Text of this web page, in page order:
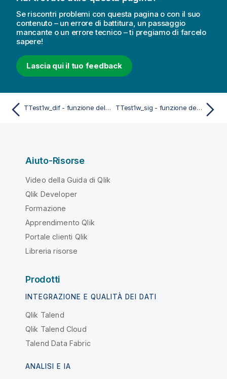
Se riscontri problemi con questa pagina o con il suo
contenuto – un errore di battitura, un passaggio
mancante o un errore tecnico – ti pregiamo di farcelo
sapere!
Lascia qui il tuo feedback
TTest1w_dif - funzione dello script e del grafico TTest1w_sig - funzione dello script e del grafico
Aiuto-Risorse
Video della Guida di Qlik
Qlik Developer
Formazione
Apprendimento Qlik
Portale clienti Qlik
Libreria risorse
Prodotti
INTEGRAZIONE E QUALITÀ DEI DATI
Qlik Talend
Qlik Talend Cloud
Talend Data Fabric
ANALISI E IA